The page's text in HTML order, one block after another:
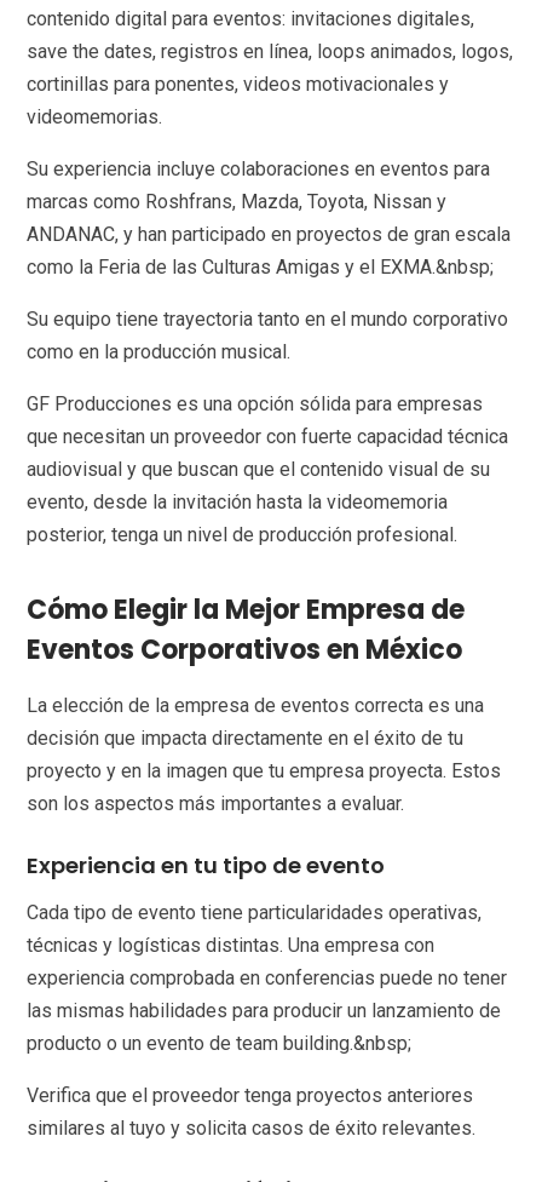
contenido digital para eventos: invitaciones digitales,
save the dates, registros en línea, loops animados, logos,
cortinillas para ponentes, videos motivacionales y
videomemorias.
Su experiencia incluye colaboraciones en eventos para
marcas como Roshfrans, Mazda, Toyota, Nissan y
ANDANAC, y han participado en proyectos de gran escala
como la Feria de las Culturas Amigas y el EXMA.&nbsp;
Su equipo tiene trayectoria tanto en el mundo corporativo
como en la producción musical.
GF Producciones es una opción sólida para empresas
que necesitan un proveedor con fuerte capacidad técnica
audiovisual y que buscan que el contenido visual de su
evento, desde la invitación hasta la videomemoria
posterior, tenga un nivel de producción profesional.
Cómo Elegir la Mejor Empresa de
Eventos Corporativos en México
La elección de la empresa de eventos correcta es una
decisión que impacta directamente en el éxito de tu
proyecto y en la imagen que tu empresa proyecta. Estos
son los aspectos más importantes a evaluar.
Experiencia en tu tipo de evento
Cada tipo de evento tiene particularidades operativas,
técnicas y logísticas distintas. Una empresa con
experiencia comprobada en conferencias puede no tener
las mismas habilidades para producir un lanzamiento de
producto o un evento de team building.&nbsp;
Verifica que el proveedor tenga proyectos anteriores
similares al tuyo y solicita casos de éxito relevantes.